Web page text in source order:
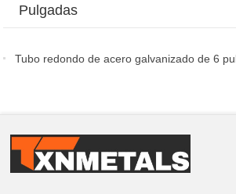
Pulgadas
Tubo redondo de acero galvanizado de 6